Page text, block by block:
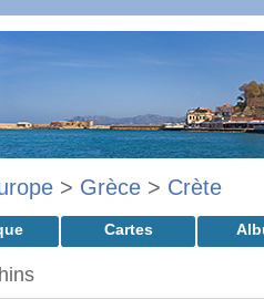
> Grèce > Crète
Cartes